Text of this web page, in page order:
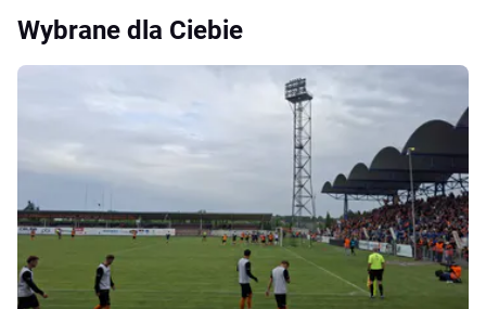
Wybrane dla Ciebie